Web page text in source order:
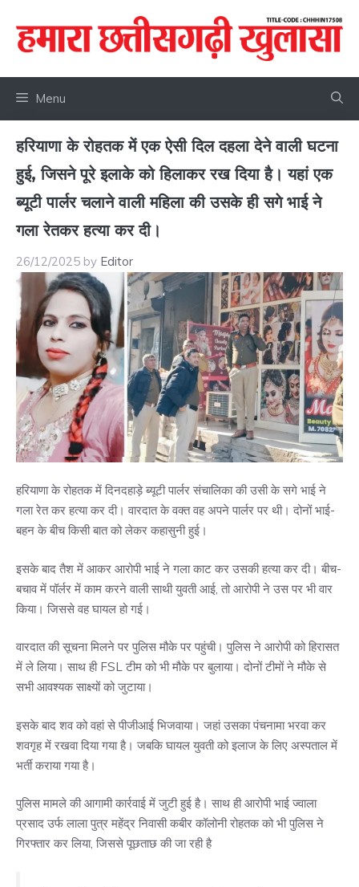
content
Menu
हरियाणा के रोहतक में एक ऐसी दिल दहला देने वाली घटना
हुई, जिसने पूरे इलाके को हिलाकर रख दिया है। यहां एक
ब्यूटी पार्लर चलाने वाली महिला की उसके ही सगे भाई ने
गला रेतकर हत्या कर दी।
26/12/2025 by Editor
हरियाणा के रोहतक में दिनदहाड़े ब्यूटी पार्लर संचालिका की उसी के सगे भाई ने
गला रेत कर हत्या कर दी। वारदात के वक्त वह अपने पार्लर पर थी। दोनों भाई-
बहन के बीच किसी बात को लेकर कहासुनी हुई।
इसके बाद तैश में आकर आरोपी भाई ने गला काट कर उसकी हत्या कर दी। बीच-
बचाव में पॉर्लर में काम करने वाली साथी युवती आई, तो आरोपी ने उस पर भी वार
किया। जिससे वह घायल हो गई।
वारदात की सूचना मिलने पर पुलिस मौके पर पहुंची। पुलिस ने आरोपी को हिरासत
में ले लिया। साथ ही FSL टीम को भी मौके पर बुलाया। दोनों टीमों ने मौके से
सभी आवश्यक साक्ष्यों को जुटाया।
इसके बाद शव को वहां से पीजीआई भिजवाया। जहां उसका पंचनामा भरवा कर
शवगृह में रखवा दिया गया है। जबकि घायल युवती को इलाज के लिए अस्पताल में
भर्ती कराया गया है।
पुलिस मामले की आगामी कार्रवाई में जुटी हुई है। साथ ही आरोपी भाई ज्वाला
प्रसाद उर्फ लाला पुत्र महेंद्र निवासी कबीर कॉलोनी रोहतक को भी पुलिस ने
गिरफ्तार कर लिया, जिससे पूछताछ की जा रही है